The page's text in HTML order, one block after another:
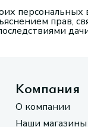
персональных
прав,
Компания
О компании
Наши магазины